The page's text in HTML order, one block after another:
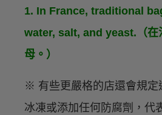
1. In France, traditional
water, salt, and yeast.（在
母。）
※ 有些更嚴格的店還會規定
冰凍或添加任何防腐劑，代